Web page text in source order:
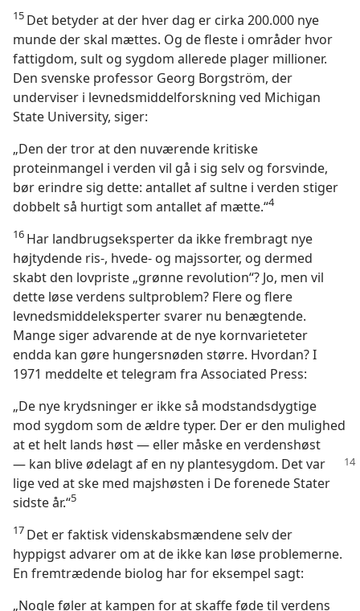
15 Det betyder at der hver dag er cirka 200.000 nye
munde der skal mættes. Og de fleste i områder hvor
fattigdom, sult og sygdom allerede plager millioner.
Den svenske professor Georg Borgström, der
underviser i levnedsmiddelforskning ved Michigan
State University, siger:
„Den der tror at den nuværende kritiske
proteinmangel i verden vil gå i sig selv og forsvinde,
bør erindre sig dette: antallet af sultne i verden stiger
dobbelt så hurtigt som antallet af mætte.“4
16 Har landbrugseksperter da ikke frembragt nye
højtydende ris-, hvede- og majssorter, og dermed
skabt den lovpriste „grønne revolution“? Jo, men vil
dette løse verdens sultproblem? Flere og flere
levnedsmiddeleksperter svarer nu benægtende.
Mange siger advarende at de nye kornvarieteter
endda kan gøre hungersnøden større. Hvordan? I
1971 meddelte et telegram fra Associated Press:
„De nye krydsninger er ikke så modstandsdygtige
mod sygdom som de ældre typer. Der er den mulighed
at et helt lands høst — eller måske en verdenshøst
— kan blive ødelagtaf en ny plantesygdom. Det var
lige ved at ske med majshøsten i De forenede Stater
sidste år.“5
17 Det er faktisk videnskabsmændene selv der
hyppigst advarer om at de ikke kan løse problemerne.
En fremtrædende biolog har for eksempel sagt:
„Nogle føler at kampen for at skaffe føde til verdens